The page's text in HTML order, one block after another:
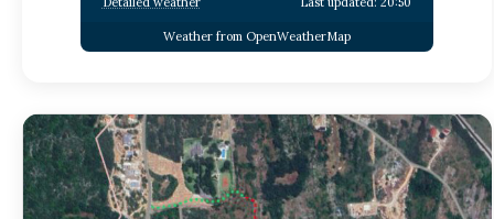
Weather from OpenWeatherMap